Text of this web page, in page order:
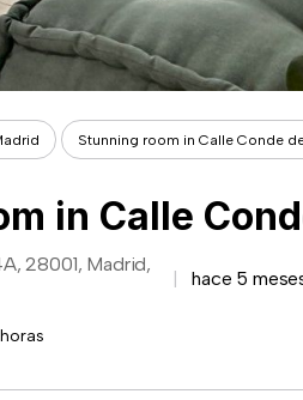
Stunning room in Calle Conde
in Calle
28001, Madrid,
hace 5